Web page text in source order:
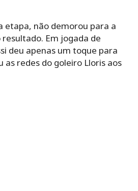
etapa, não demorou para a
Em jogada de
deu apenas um toque para
as redes do goleiro Lloris aos